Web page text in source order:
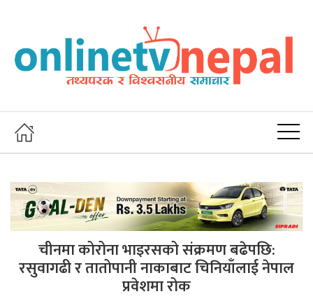
चीनमा कोरोना भाइरसको संक्रमण बढेपछि:
रसुवागढी र तातोपानी नाकाबाट चिनियाँलाई नेपाल
प्रवेशमा रोक